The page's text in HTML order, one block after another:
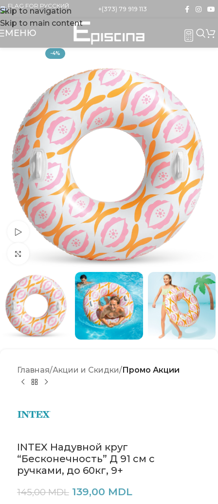
Skip to navigation
Skip to main content
+(373) 79 919 113
МЕНЮ
-4%
Watch video
Click to enlarge
Главная Акции и Скидки Промо Акции
INTEX Надувной круг
“Бесконечность” Д 91 см с
ручками, до 60кг, 9+
145,00MDL 139,00 MDL